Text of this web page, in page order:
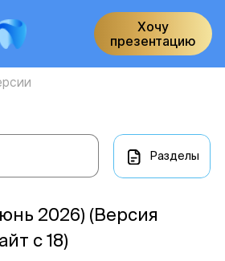
Хочу
презентацию
Разделы
2026) (Версия
с 18)